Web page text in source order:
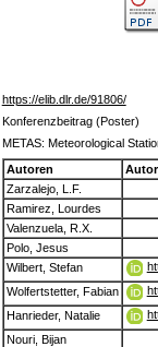
https://elib.dlr.de/91806/
Konferenzbeitrag (Poster)
METAS: Meteorological
Autoren
Zarzalejo, L.F.
Ramirez, Lourdes
Valenzuela, R.X.
Polo, Jesus
Wilbert, Stefan
Wolfertstetter, Fabian
Hanrieder, Natalie
Nouri, Bijan